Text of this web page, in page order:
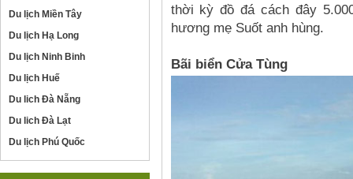
Du lịch Miền Tây
Du lịch Hạ Long
Du lịch Ninh Binh
Du lịch Huế
Du lich Đà Nẵng
Du lich Đà Lạt
Du lịch Phú Quốc
thời kỳ đồ đá cách đây
hương mẹ Suốt anh hùng.
Bãi biển Cửa Tùng